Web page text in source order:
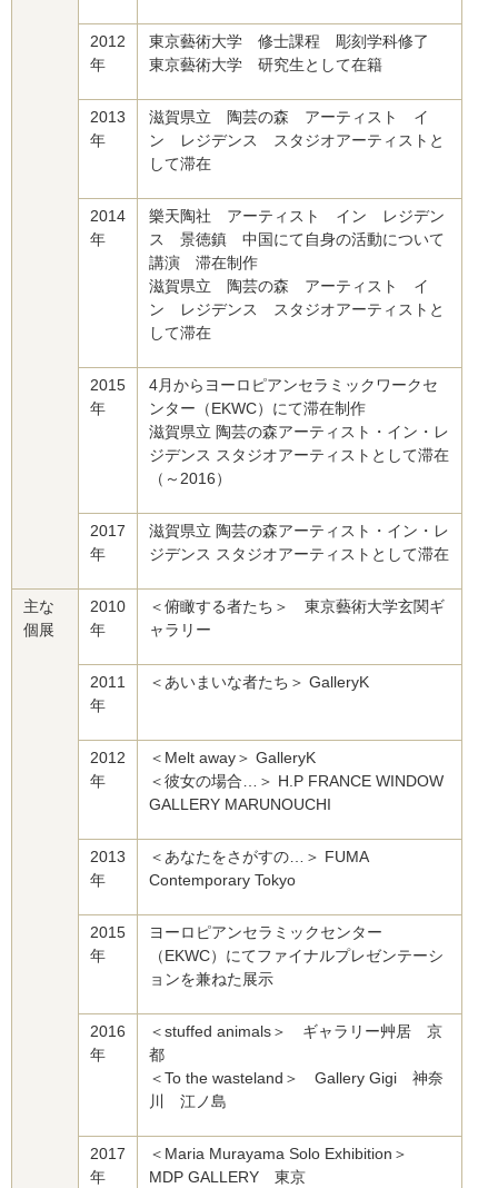
2012
年
東京藝術大学 修士課程 彫刻学科修了
東京藝術大学 研究生として在籍
2013
年
滋賀県立 陶芸の森 アーティスト イ
ン レジデンス スタジオアーティストと
して滞在
2014
年
樂天陶社 アーティスト イン レジデン
ス 景徳鎮 中国にて自身の活動について
講演 滞在制作
滋賀県立 陶芸の森 アーティスト イ
ン レジデンス スタジオアーティストと
して滞在
2015
年
4月からヨーロピアンセラミックワークセ
ンター（EKWC）にて滞在制作
滋賀県立 陶芸の森アーティスト・イン・レ
ジデンス スタジオアーティストとして滞在
（～2016）
2017
年
滋賀県立 陶芸の森アーティスト・イン・レ
ジデンス スタジオアーティストとして滞在
主な
個展
2010
年
＜俯瞰する者たち＞ 東京藝術大学玄関ギ
ャラリー
2011
年
＜あいまいな者たち＞ GalleryK
2012
年
＜Melt away＞ GalleryK
＜彼女の場合…＞ H.P FRANCE WINDOW
GALLERY MARUNOUCHI
2013
年
＜あなたをさがすの…＞ FUMA
Contemporary Tokyo
2015
年
ヨーロピアンセラミックセンター
（EKWC）にてファイナルプレゼンテーシ
ョンを兼ねた展示
2016
年
＜stuffed animals＞ ギャラリー艸居 京
都
＜To the wasteland＞ Gallery Gigi 神奈
川 江ノ島
2017
年
＜Maria Murayama Solo Exhibition＞
MDP GALLERY 東京